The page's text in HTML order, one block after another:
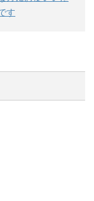
す